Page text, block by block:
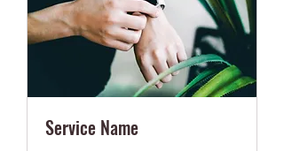
Service Name